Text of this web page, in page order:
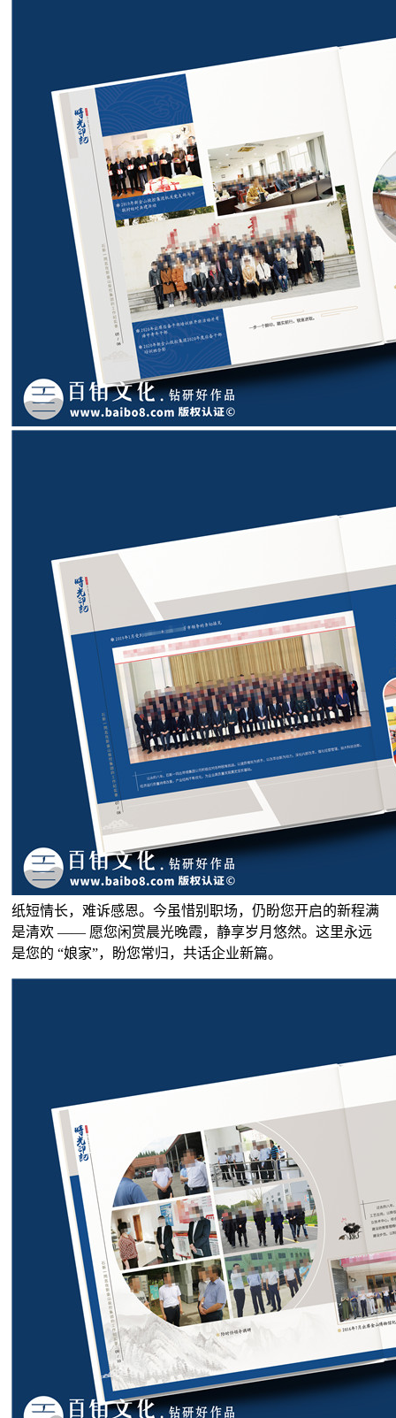
纸短情长，难诉感恩。今虽惜别职场，仍盼您开启的新程满
是清欢 —— 愿您闲赏晨光晚霞，静享岁月悠然。这里永远
是您的 “娘家”，盼您常归，共话企业新篇。